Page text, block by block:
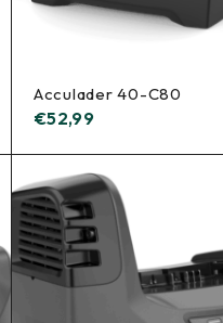
Acculader 40-C80
€52,99